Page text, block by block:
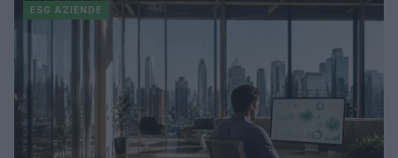
ESG AZIENDE